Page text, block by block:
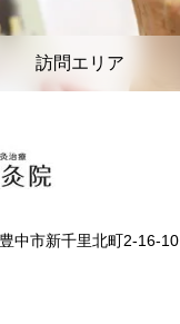
訪問エリア
中市新千里北町2-16-10